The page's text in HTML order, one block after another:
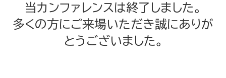
当カンファレンスは終了しました。
多くの方にご来場いただき誠にありが
とうございました。